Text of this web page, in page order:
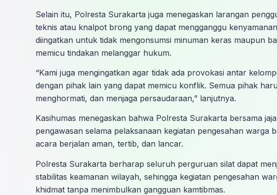
Selain itu, Polresta Surakarta juga menegaskan larangan
teknis atau knalpot brong yang dapat mengganggu
diingatkan untuk tidak mengonsumsi minuman keras maupun
memicu tindakan melanggar hukum.
“Kami juga mengingatkan agar tidak ada provokasi antar
dengan pihak lain yang dapat memicu konflik. Semua pihak
menghormati, dan menjaga persaudaraan,” lanjutnya.
Kasihumas menegaskan bahwa Polresta Surakarta bersama
pengawasan selama pelaksanaan kegiatan pengesahan warga
acara berjalan aman, tertib, dan lancar.
Polresta Surakarta berharap seluruh perguruan silat dapat
stabilitas keamanan wilayah, sehingga kegiatan pengesahan
khidmat tanpa menimbulkan gangguan kamtibmas.